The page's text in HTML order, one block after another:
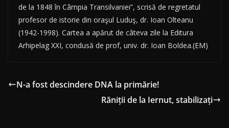
de la 1848 în Câmpia Transilvaniei”, scrisă de regretatul
profesor de istorie din oraşul Luduş, dr. Ioan Olteanu
(1942-1998). Cartea a apărut de câteva zile la Editura
Arhipelag XXI, condusă de prof, univ. dr. Ioan Boldea.(EM)
N-a fost descindere DNA la primărie!
Răniţii de la Iernut, stabilizaţi